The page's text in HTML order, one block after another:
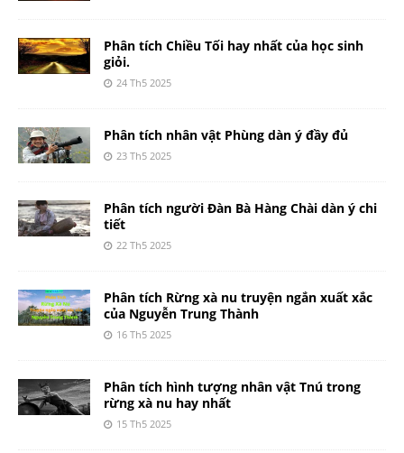
Phân tích Chiều Tối hay nhất của học sinh
giỏi.
24 Th5 2025
Phân tích nhân vật Phùng dàn ý đầy đủ
23 Th5 2025
Phân tích người Đàn Bà Hàng Chài dàn ý chi
tiết
22 Th5 2025
Phân tích Rừng xà nu truyện ngắn xuất xắc
của Nguyễn Trung Thành
16 Th5 2025
Phân tích hình tượng nhân vật Tnú trong
rừng xà nu hay nhất
15 Th5 2025